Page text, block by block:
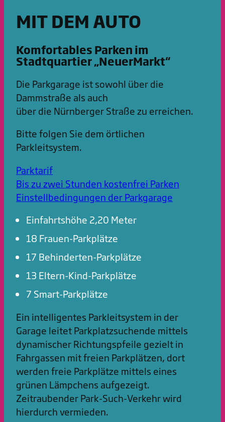
MIT DEM AUTO
Komfortables Parken im
Stadtquartier „NeuerMarkt“
Die Parkgarage ist sowohl über die
Dammstraße als auch
über die Nürnberger Straße zu erreichen.
Bitte folgen Sie dem örtlichen
Parkleitsystem.
Parktarif
Bis zu zwei Stunden kostenfrei Parken
Einstellbedingungen der Parkgarage
Einfahrtshöhe 2,20 Meter
18 Frauen-Parkplätze
17 Behinderten-Parkplätze
13 Eltern-Kind-Parkplätze
7 Smart-Parkplätze
Ein intelligentes Parkleitsystem in der
Garage leitet Parkplatzsuchende mittels
dynamischer Richtungspfeile gezielt in
Fahrgassen mit freien Parkplätzen, dort
werden freie Parkplätze mittels eines
grünen Lämpchens aufgezeigt.
Zeitraubender Park-Such-Verkehr wird
hierdurch vermieden.